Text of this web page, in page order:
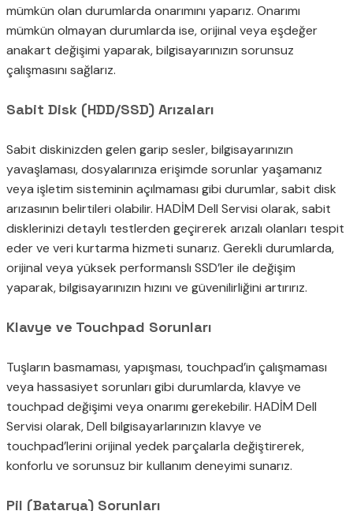
mümkün olan durumlarda onarımını yaparız. Onarımı
mümkün olmayan durumlarda ise, orijinal veya eşdeğer
anakart değişimi yaparak, bilgisayarınızın sorunsuz
çalışmasını sağlarız.
Sabit Disk (HDD/SSD) Arızaları
Sabit diskinizden gelen garip sesler, bilgisayarınızın
yavaşlaması, dosyalarınıza erişimde sorunlar yaşamanız
veya işletim sisteminin açılmaması gibi durumlar, sabit disk
arızasının belirtileri olabilir. HADİM Dell Servisi olarak, sabit
disklerinizi detaylı testlerden geçirerek arızalı olanları tespit
eder ve veri kurtarma hizmeti sunarız. Gerekli durumlarda,
orijinal veya yüksek performanslı SSD’ler ile değişim
yaparak, bilgisayarınızın hızını ve güvenilirliğini artırırız.
Klavye ve Touchpad Sorunları
Tuşların basmaması, yapışması, touchpad’in çalışmaması
veya hassasiyet sorunları gibi durumlarda, klavye ve
touchpad değişimi veya onarımı gerekebilir. HADİM Dell
Servisi olarak, Dell bilgisayarlarınızın klavye ve
touchpad’lerini orijinal yedek parçalarla değiştirerek,
konforlu ve sorunsuz bir kullanım deneyimi sunarız.
Pil (Batarya) Sorunları